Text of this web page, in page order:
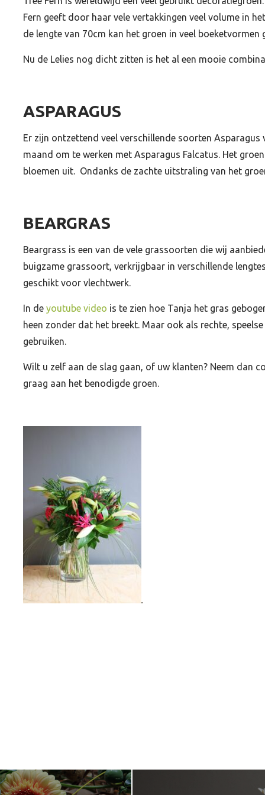
Fern geeft door haar vele vertakkingen veel volume in
de lengte van 70cm kan het groen in veel boeketvormen
Nu de Lelies nog dicht zitten is het al een mooie
ASPARAGUS
Er zijn ontzettend veel verschillende soorten
maand om te werken met Asparagus Falcatus. Het
bloemen uit. Ondanks de zachte uitstraling van het
BEARGRAS
Beargrass is een van de vele grassoorten die wij
buigzame grassoort, verkrijgbaar in verschillende
geschikt voor vlechtwerk.
In deyoutube video is te zien hoe Tanja het gras
heen zonder dat het breekt. Maar ook als rechte,
gebruiken.
Wilt u zelf aan de slag gaan, of uw klanten? Neem dan
graag aan het benodigde groen.